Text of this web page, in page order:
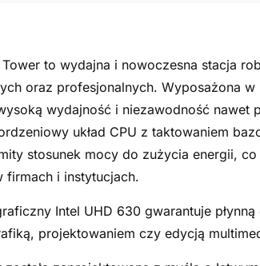
to wydajna i nowoczesna stacja
oraz profesjonalnych. Wyposażona
wydajność i niezawodność nawet
układ CPU z taktowaniem
stosunek mocy do zużycia energii,
firmach i instytucjach.
Intel UHD 630 gwarantuje
projektowaniem czy edycją